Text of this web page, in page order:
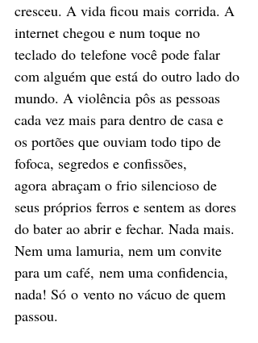
cresceu. A vida ficou mais corrida. A
internet chegou e num toque no
teclado do telefone você pode falar
com alguém que está do outro lado do
mundo. A violência pôs as pessoas
cada vez mais para dentro de casa e
os portões que ouviam todo tipo de
fofoca, segredos e confissões,
agora abraçam o frio silencioso de
seus próprios ferros e sentem as dores
do bater ao abrir e fechar. Nada mais.
Nem uma lamuria, nem um convite
para um café, nem uma confidencia,
nada! Só o vento no vácuo de quem
passou.